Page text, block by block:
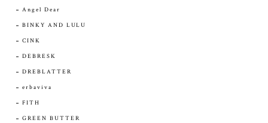
Angel Dear
BINKY AND LULU
CINK
DEBRESK
DREBLATTER
erbaviva
FITH
GREEN BUTTER